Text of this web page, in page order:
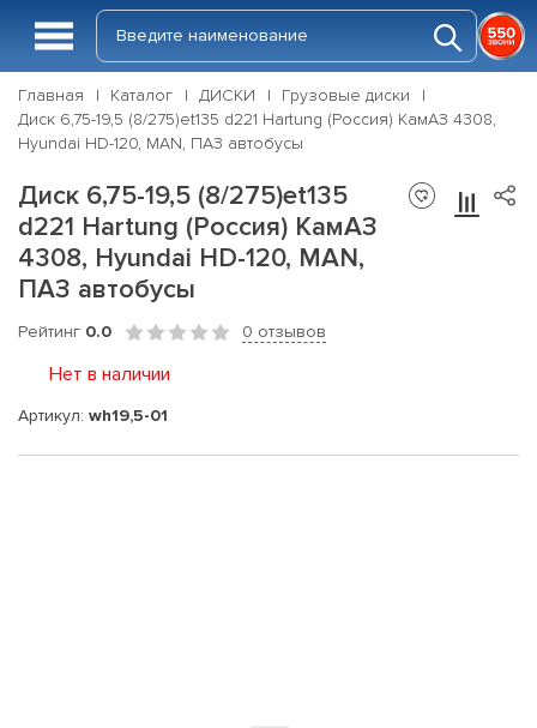
Главная Каталог ДИСКИ
Грузовые диски
Диск 6,75-19,5 (8/275)et135 d221 Hartung (Россия) КамАЗ 4308,
Hyundai HD-120, MAN, ПАЗ автобусы
Диск 6,75-19,5 (8/275)et135
d221 Hartung (Россия) КамАЗ
4308, Hyundai HD-120, MAN,
ПАЗ автобусы
Рейтинг 0.0 0 отзывов
Нет в наличии
Артикул: wh19,5-01